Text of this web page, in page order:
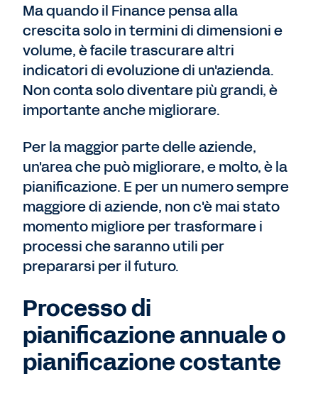
Ma quando il Finance pensa alla
crescita solo in termini di dimensioni e
volume, è facile trascurare altri
indicatori di evoluzione di un'azienda.
Non conta solo diventare più grandi, è
importante anche migliorare.
Per la maggior parte delle aziende,
un'area che può migliorare, e molto, è la
pianificazione. E per un numero sempre
maggiore di aziende, non c'è mai stato
momento migliore per trasformare i
processi che saranno utili per
prepararsi per il futuro.
Processo di
pianificazione annuale o
pianificazione costante